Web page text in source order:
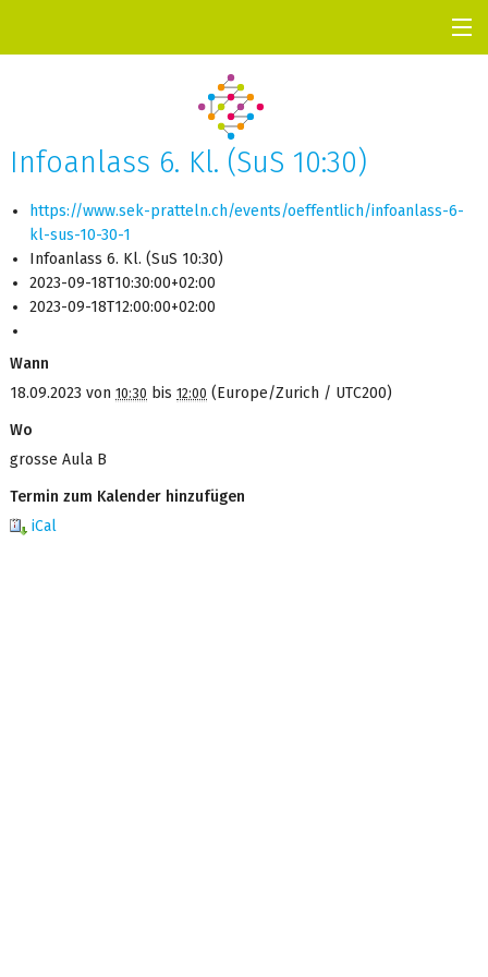
INFOS A–Z
SCHULLEBEN
Infoanlass 6. Kl. (SuS 10:30)
https://www.sek-pratteln.ch/events/oeffentlich/infoanlass-6-
kl-sus-10-30-1
Infoanlass 6. Kl. (SuS 10:30)
2023-09-18T10:30:00+02:00
2023-09-18T12:00:00+02:00
Wann
18.09.2023 von 10:30 bis 12:00 (Europe/Zurich / UTC200)
Wo
grosse Aula B
Termin zum Kalender hinzufügen
iCal